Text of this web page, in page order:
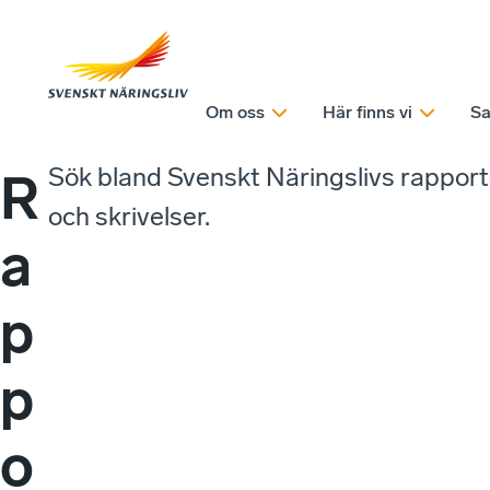
Om oss Här finns vi
R
a
p
p
o
Sök bland Svenskt Näringslivs
och skrivelser.